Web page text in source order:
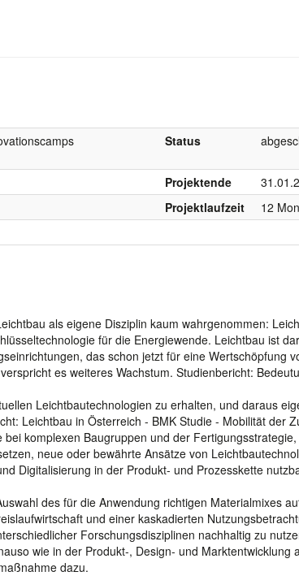
Status
Projektende
Projektlaufzeit
12
als eigene Disziplin kaum wahrgenommen:
für die Energiewende. Leichtbau ist
das schon jetzt für eine Wertschöpfung
es weiteres Wachstum. Studienbericht:
Leichtbautechnologien zu erhalten, und daraus
Leichtbau in Österreich - BMK Studie - Mobilität der
komplexen Baugruppen und der
neue oder bewährte Ansätze von
Digitalisierung in der Produkt- und Prozesskette
des für die Anwendung richtigen Materialmixes
und einer kaskadierten
Forschungsdisziplinen nachhaltig zu
wie in der Produkt-, Design- und Marktentwicklung
dazu.